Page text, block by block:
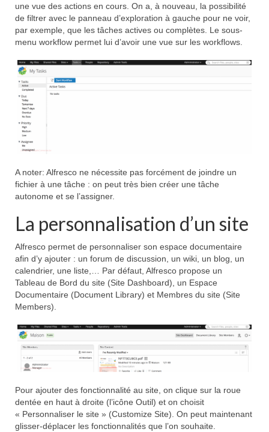
une vue des actions en cours. On a, à nouveau, la possibilité
de filtrer avec le panneau d’exploration à gauche pour ne voir,
par exemple, que les tâches actives ou complètes. Le sous-
menu workflow permet lui d’avoir une vue sur les workflows.
A noter: Alfresco ne nécessite pas forcément de joindre un
fichier à une tâche : on peut très bien créer une tâche
autonome et se l’assigner.
La personnalisation d’un site
Alfresco permet de personnaliser son espace documentaire
afin d’y ajouter : un forum de discussion, un wiki, un blog, un
calendrier, une liste,… Par défaut, Alfresco propose un
Tableau de Bord du site (Site Dashboard), un Espace
Documentaire (Document Library) et Membres du site (Site
Members).
Pour ajouter des fonctionnalité au site, on clique sur la roue
dentée en haut à droite (l’icône Outil) et on choisit
« Personnaliser le site » (Customize Site). On peut maintenant
glisser-déplacer les fonctionnalités que l’on souhaite.